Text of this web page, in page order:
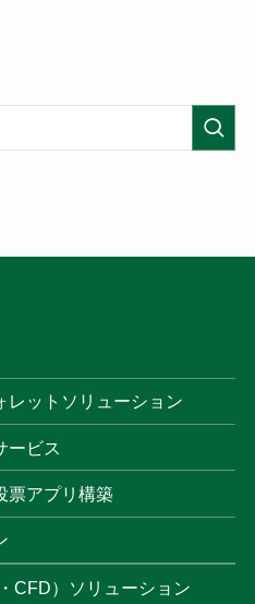
レットソリューション
ービス
票アプリ構築
CFD）ソリューション